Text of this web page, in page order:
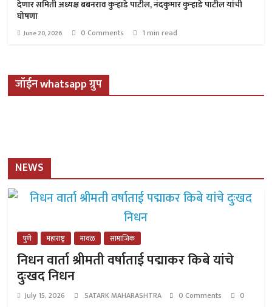
देणार समिती अध्यक्ष बबनराव कुऱ्हाडे पाटील, नंदकुमार कुऱ्हाडे पाटील यांची
घोषणा
June 20, 2026 0 Comments 1 min read
जॉईन whatsapp ग्रुप
NEWS
पुणे महाराष्ट्र मावळ सामाजिक
निधन वार्ता श्रीमती वर्षाताई पद्माकर किबे यांचे
दुःखद निधन
July 15, 2026 SATARK MAHARASHTRA 0 Comments
0